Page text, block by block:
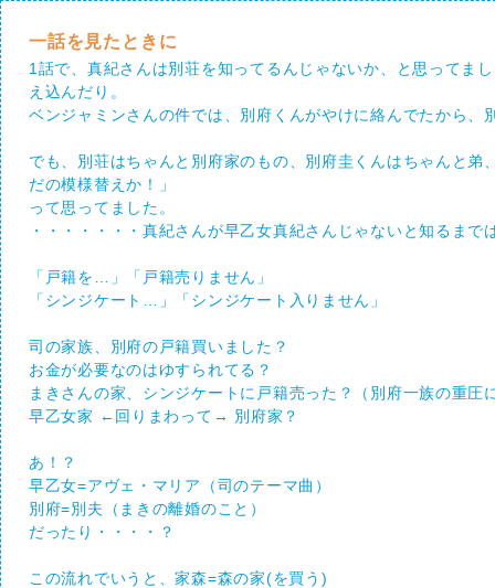
一話を見たときに
1話で、真紀さんは別荘を知ってるんじゃないか、と思ってま
え込んだり。
ベンジャミンさんの件では、別府くんがやけに絡んでたから、
でも、別荘はちゃんと別府家のもの、別府圭くんはちゃんと
だの模様替えか！」
って思ってました。
・・・・・・・真紀さんが早乙女真紀さんじゃないと知るまで
「戸籍を…」「戸籍売りません」
「シンジケート…」「シンジケート入りません」
司の家族、別府の戸籍買いました？
お金が必要なのはゆすられてる？
まきさんの家、シンジケートに戸籍売った？（別府一族の重圧
早乙女家 ←回りまわって→ 別府家？
あ！？
早乙女=アヴェ・マリア（司のテーマ曲）
別府=別夫（まきの離婚のこと）
だったり・・・・？
この流れでいうと、家森=森の家(を買う)